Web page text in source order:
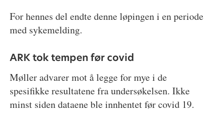
For hennes del endte denne løpingen i en periode
med sykemelding.
ARK tok tempen før covid
Møller advarer mot å legge for mye i de
spesifikke resultatene fra undersøkelsen. Ikke
minst siden dataene ble innhentet før covid 19.